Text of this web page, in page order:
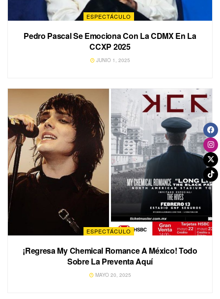
ESPECTÁCULO
Pedro Pascal Se Emociona Con La CDMX En La
CCXP 2025
JUNIO 1, 2025
ESPECTÁCULO
¡Regresa My Chemical Romance A México! Todo
Sobre La Preventa Aquí
MAYO 20, 2025